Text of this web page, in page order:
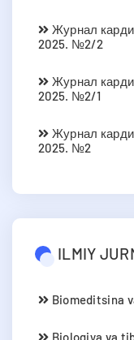
Журнал
2025. №2/2
Журнал
2025. №2/1
Журнал
2025. №2
ILMIY
Biomeditsina
Biologiya va